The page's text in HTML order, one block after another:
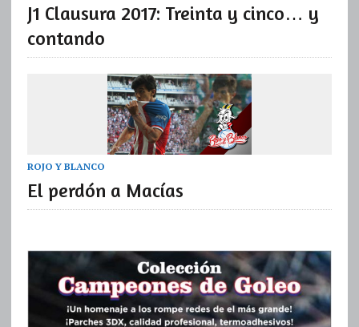
J1 Clausura 2017: Treinta y cinco… y
contando
ROJO Y BLANCO
El perdón a Macías